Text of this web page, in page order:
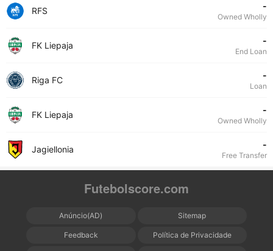
RFS -
Owned Wholly
FK Liepaja -
End Loan
Riga FC -
Loan
FK Liepaja -
Owned Wholly
Jagiellonia -
Free Transfer
Futebolscore.com
Anúncio(AD) Sitemap
Feedback Política de Privacidade